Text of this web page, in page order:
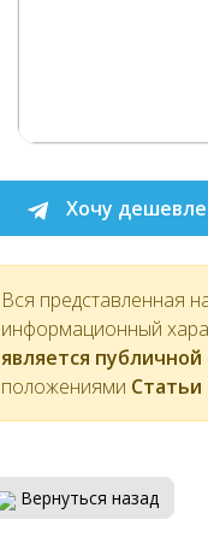
Хочу
Вся представленная
информационный
является
положениями Статьи
Вернуться назад